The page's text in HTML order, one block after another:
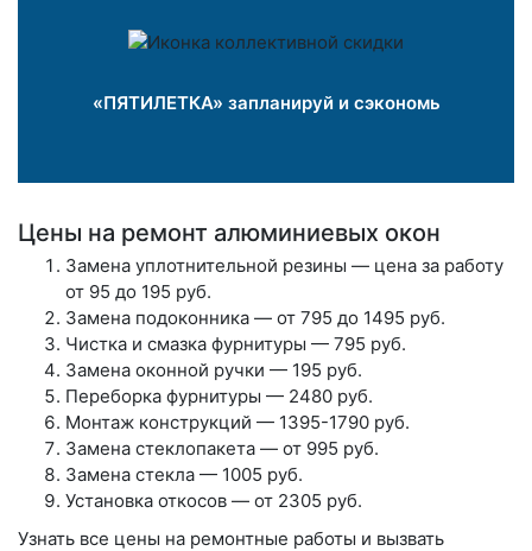
«ПЯТИЛЕТКА» запланируй и сэкономь
Цены на ремонт алюминиевых окон
Замена уплотнительной резины — цена за работу
от 95 до 195 руб.
Замена подоконника — от 795 до 1495 руб.
Чистка и смазка фурнитуры — 795 руб.
Замена оконной ручки — 195 руб.
Переборка фурнитуры — 2480 руб.
Монтаж конструкций — 1395-1790 руб.
Замена стеклопакета — от 995 руб.
Замена стекла — 1005 руб.
Установка откосов — от 2305 руб.
Узнать все цены на ремонтные работы и вызвать